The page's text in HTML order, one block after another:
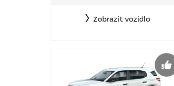
Zobrazit vozidlo